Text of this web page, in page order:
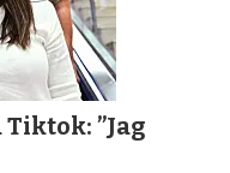
”Jag